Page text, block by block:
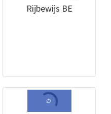
Rijbewijs BE